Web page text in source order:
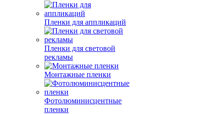
Пленки для аппликаций
Пленки для световой
рекламы
Монтажные пленки
Фотолюминисцентные
пленки